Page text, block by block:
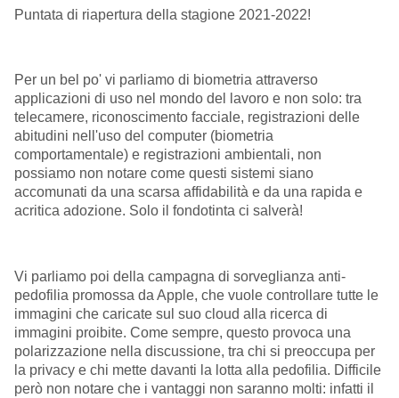
Puntata di riapertura della stagione 2021-2022!
Per un bel po' vi parliamo di biometria attraverso
applicazioni di uso nel mondo del lavoro e non solo: tra
telecamere, riconoscimento facciale, registrazioni delle
abitudini nell'uso del computer (biometria
comportamentale) e registrazioni ambientali, non
possiamo non notare come questi sistemi siano
accomunati da una scarsa affidabilità e da una rapida e
acritica adozione. Solo il fondotinta ci salverà!
Vi parliamo poi della campagna di sorveglianza anti-
pedofilia promossa da Apple, che vuole controllare tutte le
immagini che caricate sul suo cloud alla ricerca di
immagini proibite. Come sempre, questo provoca una
polarizzazione nella discussione, tra chi si preoccupa per
la privacy e chi mette davanti la lotta alla pedofilia. Difficile
però non notare che i vantaggi non saranno molti: infatti il